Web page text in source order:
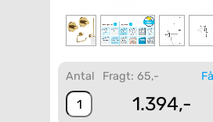
Antal Fragt: 65,-
1.394,-